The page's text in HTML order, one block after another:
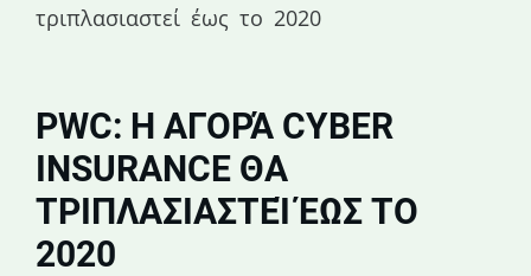
τριπλασιαστεί έως το 2020
PWC: Η ΑΓΟΡΆ CYBER
INSURANCE ΘΑ
ΤΡΙΠΛΑΣΙΑΣΤΕΊ ΈΩΣ ΤΟ
2020